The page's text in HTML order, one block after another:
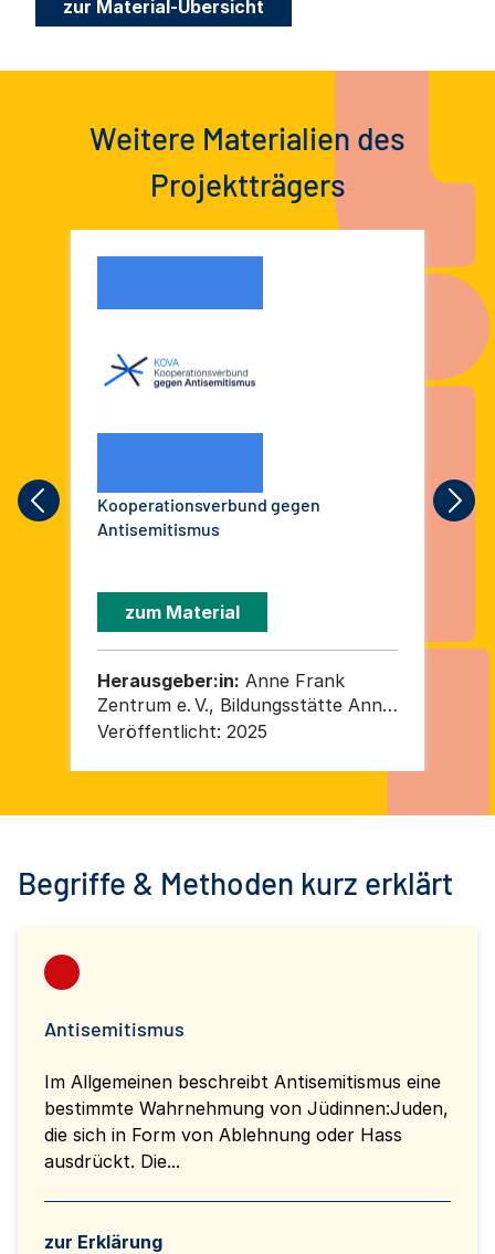
zur Material-Übersicht
Weitere Materialien des
Projektträgers
Kooperationsverbund gegen
Antisemitismus
zum Material
Herausgeber:in: Anne Frank
Zentrum e. V., Bildungsstätte Anne
Frank e. V., Bundesverband der
Informationsstellen Antisemitismus
Deutschland K.d.ö.R.
Veröffentlicht: 2025
Begriffe & Methoden kurz erklärt
Antisemitismus
Im Allgemeinen beschreibt Antisemitismus eine
bestimmte Wahrnehmung von Jüdinnen:Juden,
die sich in Form von Ablehnung oder Hass
ausdrückt. Die...
zur Erklärung